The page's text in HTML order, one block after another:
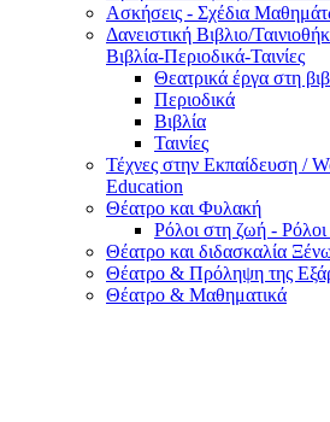
Ασκήσεις - Σχέδια
Δανειστική Βιβλιο/
Βιβλία-Περιοδικά-Ταινίες
Θεατρικά έργα στη
Περιοδικά
Βιβλία
Ταινίες
Τέχνες στην Εκπαίδευση /
Education
Θέατρο και Φυλακή
Ρόλοι στη ζωή -
Θέατρο και διδασκαλία
Θέατρο & Πρόληψη της
Θέατρο & Μαθηματικά